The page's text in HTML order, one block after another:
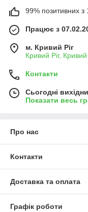
99% позитивних з
Працює з
м. Кривий Ріг
Кривий Ріг, Кривий
Контакти
Сьогодні
Показати весь
Про нас
Контакти
Доставка та оплата
Графік роботи